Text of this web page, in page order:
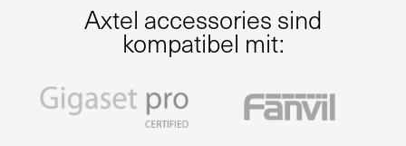
Axtel accessories sind
kompatibel mit: